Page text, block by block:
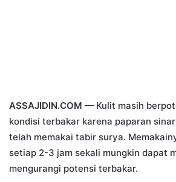
ASSAJIDIN.COM — Kulit masih
kondisi terbakar karena paparan
telah memakai tabir surya.
setiap 2-3 jam sekali mungkin dapat
mengurangi potensi terbakar.